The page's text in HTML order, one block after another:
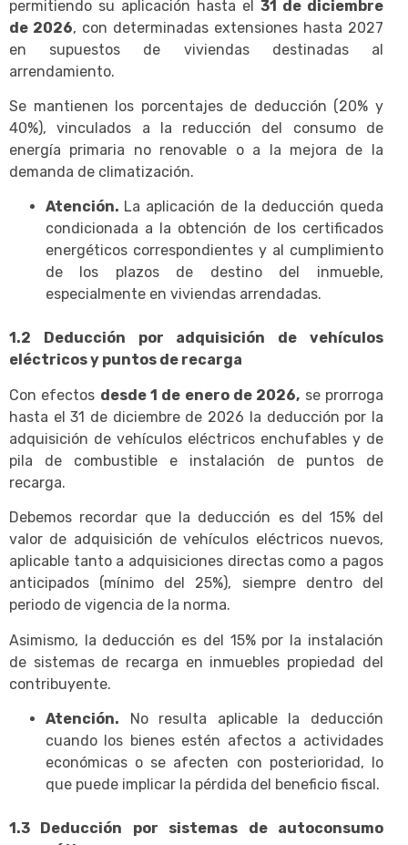
permitiendo su aplicación hasta el 31 de diciembre
de 2026, con determinadas extensiones hasta 2027
en supuestos de viviendas destinadas al
arrendamiento.
Se mantienen los porcentajes de deducción (20% y
40%), vinculados a la reducción del consumo de
energía primaria no renovable o a la mejora de la
demanda de climatización.
Atención. La aplicación de la deducción queda
condicionada a la obtención de los certificados
energéticos correspondientes y al cumplimiento
de los plazos de destino del inmueble,
especialmente en viviendas arrendadas.
1.2 Deducción por adquisición de vehículos
eléctricos y puntos de recarga
Con efectos desde 1 de enero de 2026, se prorroga
hasta el 31 de diciembre de 2026 la deducción por la
adquisición de vehículos eléctricos enchufables y de
pila de combustible e instalación de puntos de
recarga.
Debemos recordar que la deducción es del 15% del
valor de adquisición de vehículos eléctricos nuevos,
aplicable tanto a adquisiciones directas como a pagos
anticipados (mínimo del 25%), siempre dentro del
periodo de vigencia de la norma.
Asimismo, la deducción es del 15% por la instalación
de sistemas de recarga en inmuebles propiedad del
contribuyente.
Atención. No resulta aplicable la deducción
cuando los bienes estén afectos a actividades
económicas o se afecten con posterioridad, lo
que puede implicar la pérdida del beneficio fiscal.
1.3 Deducción por sistemas de autoconsumo